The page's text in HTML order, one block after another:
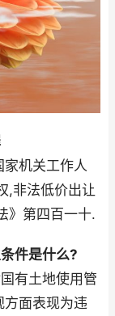
机关工作人
,非法低价出让
》第四百一十.
件是什么?
有土地使用管
面表现为违